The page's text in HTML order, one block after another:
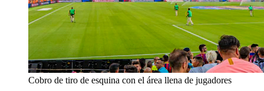
Cobro de tiro de esquina con el área llena de jugadores